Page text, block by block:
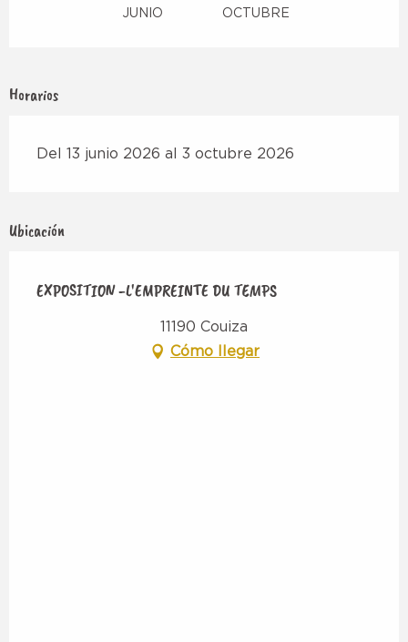
JUNIO OCTUBRE
Horarios
Del 13 junio 2026 al 3 octubre 2026
Ubicación
EXPOSITION -L'EMPREINTE DU TEMPS
11190 Couiza
Cómo llegar